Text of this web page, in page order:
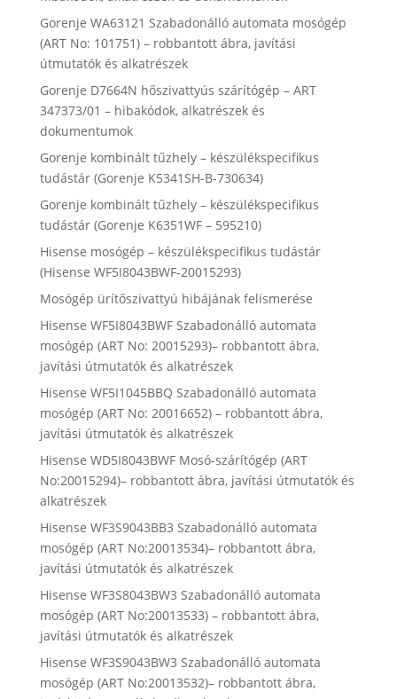
Gorenje WA63121 Szabadonálló automata mosógép
(ART No: 101751) – robbantott ábra, javítási
útmutatók és alkatrészek
Gorenje D7664N hőszivattyús szárítógép – ART
347373/01 – hibakódok, alkatrészek és
dokumentumok
Gorenje kombinált tűzhely – készülékspecifikus
tudástár (Gorenje K5341SH-B-730634)
Gorenje kombinált tűzhely – készülékspecifikus
tudástár (Gorenje K6351WF – 595210)
Hisense mosógép – készülékspecifikus tudástár
(Hisense WF5I8043BWF-20015293)
Mosógép ürítőszivattyú hibájának felismerése
Hisense WF5I8043BWF Szabadonálló automata
mosógép (ART No: 20015293)– robbantott ábra,
javítási útmutatók és alkatrészek
Hisense WF5I1045BBQ Szabadonálló automata
mosógép (ART No: 20016652) – robbantott ábra,
javítási útmutatók és alkatrészek
Hisense WD5I8043BWF Mosó-szárítógép (ART
No:20015294)– robbantott ábra, javítási útmutatók és
alkatrészek
Hisense WF3S9043BB3 Szabadonálló automata
mosógép (ART No:20013534)– robbantott ábra,
javítási útmutatók és alkatrészek
Hisense WF3S8043BW3 Szabadonálló automata
mosógép (ART No:20013533) – robbantott ábra,
javítási útmutatók és alkatrészek
Hisense WF3S9043BW3 Szabadonálló automata
mosógép (ART No:20013532)– robbantott ábra,